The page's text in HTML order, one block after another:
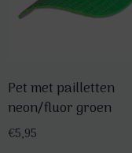
Pet met pailletten
neon/fluor groen
€5,95